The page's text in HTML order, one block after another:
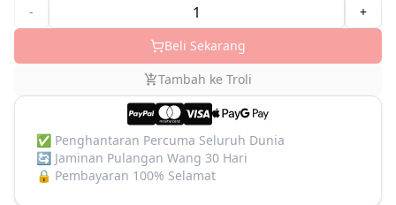
-
+
Beli Sekarang
Tambah ke Troli
✅ Penghantaran Percuma Seluruh Dunia
🔄 Jaminan Pulangan Wang 30 Hari
🔒 Pembayaran 100% Selamat